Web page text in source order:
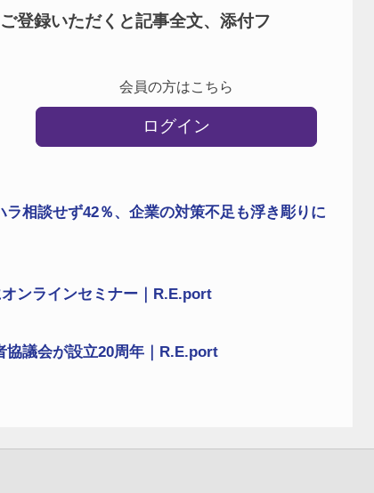
登録いただくと記事全文、添付フ
会員の方はこちら
ログイン
相談せず42％、企業の対策不足も浮き彫りに
ンラインセミナー｜R.E.port
議会が設立20周年｜R.E.port